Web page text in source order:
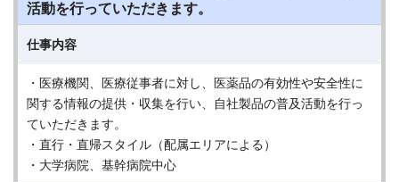
活動を行っていただきます。
仕事内容
・医療機関、医療従事者に対し、医薬品の有効性や安全性に
関する情報の提供・収集を行い、自社製品の普及活動を行っ
ていただきます。
・直行・直帰スタイル（配属エリアによる）
・大学病院、基幹病院中心